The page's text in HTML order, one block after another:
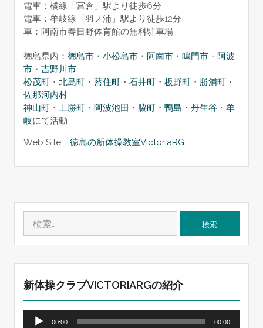
電車：橘線「宮倉」駅より徒歩6分
電車：牟岐線「羽ノ浦」駅より徒歩12分
車：阿南市春日野体育館の無料駐車場
徳島県内： 徳島市・ 小松島市・ 阿南市・ 鳴門市・ 阿波
市・ 吉野川市
松茂町・ 北島町・ 藍住町・ 石井町・ 板野町・ 勝浦町・
佐那河内村
神山町・ 上勝町・ 阿波池田 ・ 脇町・ 鴨島 ・ 丹生谷 ・ 牟
岐にて活動
Web Site 徳島の新体操教室VictoriaRG
新体操クラブVICTORIARGの紹介
00:00 00:00